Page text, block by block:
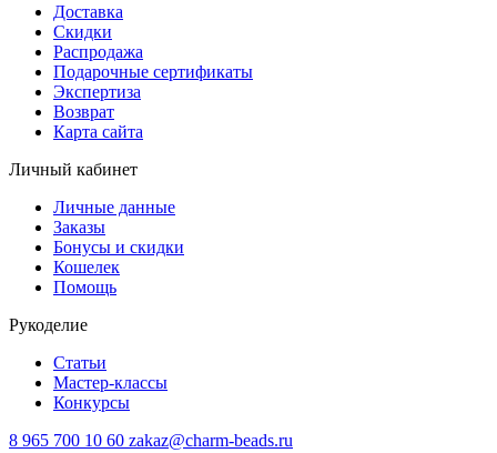
Доставка
Скидки
Распродажа
Подарочные сертификаты
Экспертиза
Возврат
Карта сайта
Личный кабинет
Личные данные
Заказы
Бонусы и скидки
Кошелек
Помощь
Рукоделие
Статьи
Мастер-классы
Конкурсы
8 965 700 10 60 zakaz@charm-beads.ru